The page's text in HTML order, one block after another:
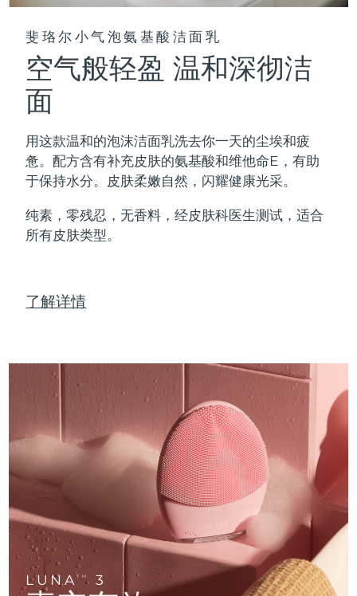
斐珞尔小气泡氨基酸洁面乳
空气般轻盈 温和深彻洁
面
用这款温和的泡沫洁面乳洗去你一天的尘埃和疲
惫。配方含有补充皮肤的氨基酸和维他命E，有助
于保持水分。皮肤柔嫩自然，闪耀健康光采。
纯素，零残忍，无香料，经皮肤科医生测试，适合
所有皮肤类型。
了解详情
LUNATM 3
LUNA™ 设备
All facial cleansing devices
UFO™ 设备
All deep facial hydration devices
ISSA™ 设备
All silicone sonic toothbrushes
FAQ™ P1 Primer
FAQ™产品
All anti-aging treatments
FAQ™ 221
FAQ™产品
All LED treatments
FAQ™护肤品
All FAQ™ skincare
All hair treatments
FAQ™ Red Light Serum
All FAQ™ skincare
FAQ™ products
All toning treatments
脱毛
Professional IPL hair removal device
IPL hair removal
PEACH™ Cooling Prep Gel
Cooling IPL hair removal gel
Microcurrent body toning
Massaging body brush
痘肌护理
ESPADA™ 2 plus
Recurring acne LED therapy
ESPADA™ Blemish Solution
Concentrated acne gel
ESPADA™ 设备
All acne treatment devices
眼部护理
BEAR™ 2 eyes & lips
Microcurrent line smoothing device
眼部护肤
Advanced eye care treatment
眼部护理设备
All revitalizing eye massagers
KIWI™
Blackhead remover
KIWI™ 皮肤护理
Advanced pore care essentials
FLIP™ play advanced
LED light hairbrush
LUNA™ Dual-Peptide Scalp
For healthy hair
牙齿美白
issa™ Teeth Whitening Set
Dual LED + sonic device & 18% PAP gel
issa™ Teeth Whitening Gel
更多的
护肤品 男士
芬兰
法国
德国 预计送达日期09/08/2026
希腊
匈牙利
印度尼西亚 预计送达日期 07/08/2026
爱尔兰 预计送达日期 09/08/2026
马恩岛 预计送达日期 11/08/2026
预计送达日期 13/08/2026
意大利 预计送达日期 09/08/2026
日本 预计送达日期12/08/2026